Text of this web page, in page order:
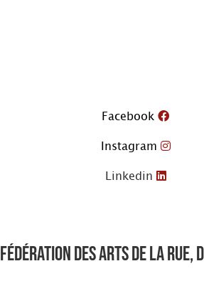
Facebook
Instagram
Linkedin
Fédération des arts de la